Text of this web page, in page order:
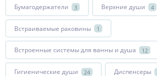
Бумагодержатели 3 Верхние души 4
Встраиваемые раковины 1
Встроенные системы для ванны и душа 12
Гигиенические души 24 Диспенсеры